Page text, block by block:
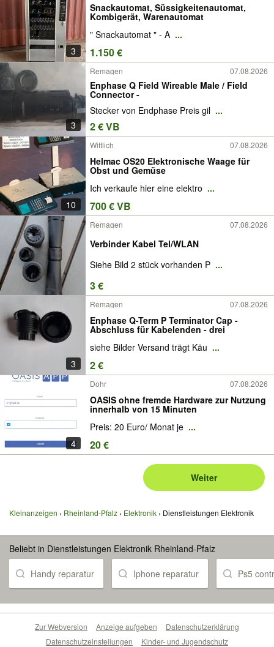
3
Snackautomat, Süssigkeitenautomat,
Kombigerät, Warenautomat
" Snackautomat " - A ...
1.150 €
3
Remagen 07.08.2026
Enphase Q Field Wireable Male / Field
Connector -
Stecker von Endphase Preis gil ...
2 € VB
10
Wittlich 07.08.2026
Helmac OS20 Elektronische Waage für
Obst und Gemüse
Ich verkaufe hier eine elektro ...
700 € VB
Remagen 07.08.2026
Verbinder Kabel Tel/WLAN
Siehe Bild 2 stück vorhanden P ...
3 €
3
Remagen 07.08.2026
Enphase Q-Term P Terminator Cap -
Abschluss für Kabelenden - drei
siehe Bilder Versand trägt Käu ...
2 €
4
Dohr 07.08.2026
OASIS ohne fremde Hardware zur Nutzung
innerhalb von 15 Minuten
Preis: 20 Euro/ Monat je ...
20 €
Weiter
Kleinanzeigen Rheinland-Pfalz Elektronik Dienstleistungen Elektronik
Beliebt in Dienstleistungen Elektronik Rheinland-Pfalz
Handy reparatur Iphone reparatur Ps5
Zur Webversion Anzeige aufgeben
Datenschutzerklärung
Datenschutzeinstellungen
Kinder- und Jugendschutz